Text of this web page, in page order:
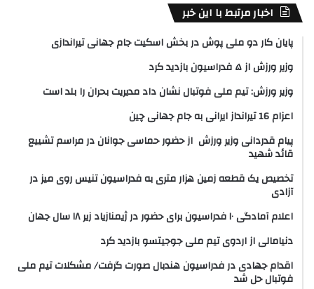
اخبار مرتبط با این خبر
پایان کار دو ملی پوش در بخش اسکیت جام جهانی تیراندازی
وزیر ورزش از ۵ فدراسیون بازدید کرد
وزیر ورزش: تیم ملی فوتبال نشان داد مدیریت بحران را بلد است
اعزام 16 تیرانداز ایرانی به جام جهانی چین
پیام قدردانی وزیر ورزش از حضور حماسی جوانان در مراسم تشییع
قائد شهید
تخصیص یک قطعه زمین هزار متری به فدراسیون تنیس روی میز در
آزادی
اعلام آمادگی ۱۰ فدراسیون برای حضور در ژیمنازیاد زیر ۱۸ سال جهان
دنیامالی از اردوی تیم ملی جوجیتسو بازدید کرد
اقدام جهادی در فدراسیون هندبال صورت گرفت/ مشکلات تیم ملی
فوتبال حل شد